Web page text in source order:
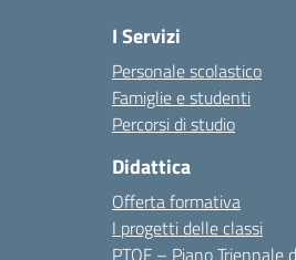
I Servizi
Personale scolastico
Famiglie e studenti
Percorsi di studio
Didattica
Offerta formativa
I progetti delle classi
PTOF – Piano Triennale